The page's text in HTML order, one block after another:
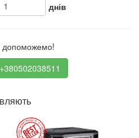
днів
допоможемо!
+380502038511